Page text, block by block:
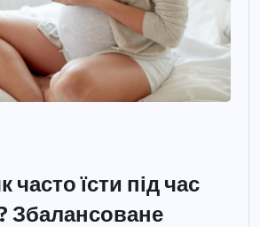
часто їсти під час
Збалансоване